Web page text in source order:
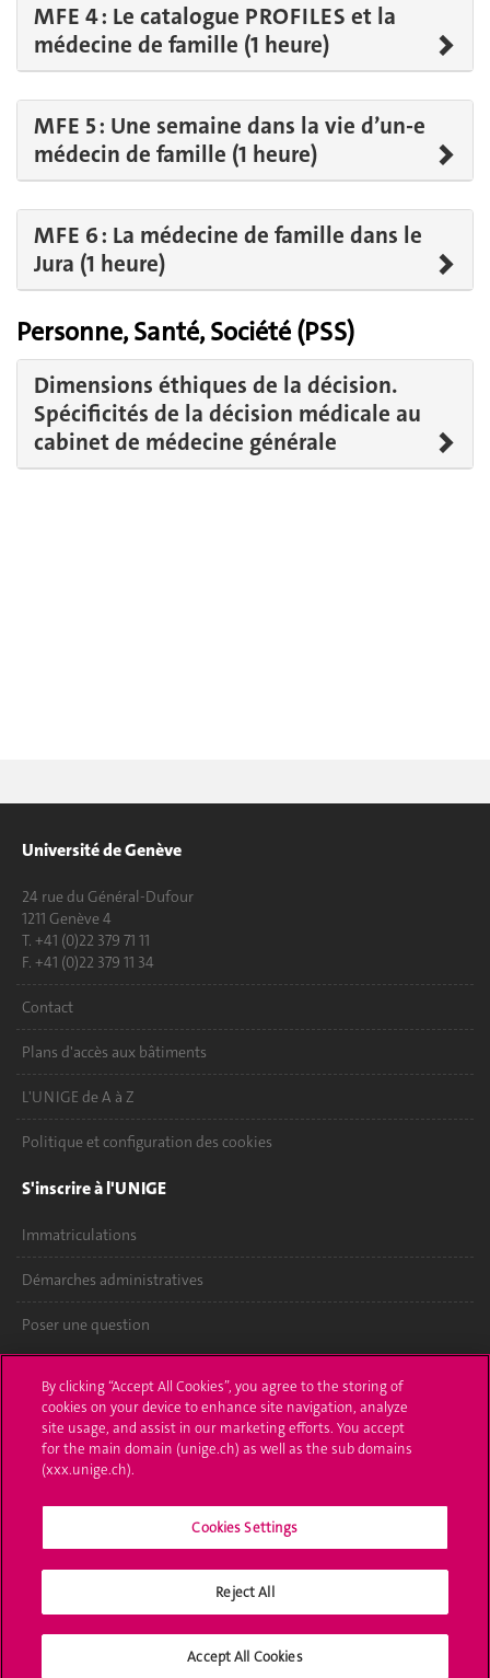
MFE 4 : Le catalogue PROFILES et la
médecine de famille (1 heure)
MFE 5 : Une semaine dans la vie d’un-e
médecin de famille (1 heure)
MFE 6 : La médecine de famille dans le
Jura (1 heure)
Personne, Santé, Société (PSS)
Dimensions éthiques de la décision.
Spécificités de la décision médicale au
cabinet de médecine générale
Université de Genève
24 rue du Général-Dufour
1211 Genève 4
T. +41 (0)22 379 71 11
F. +41 (0)22 379 11 34
Contact
Plans d'accès aux bâtiments
L'UNIGE de A à Z
Politique et configuration des cookies
S'inscrire à l'UNIGE
Immatriculations
Démarches administratives
Poser une question
UNIGE Mobile
Médias
Offres d'emploi
Bibliothèque
Médias sociaux UNIGE
By clicking “Accept All Cookies”, you agree to the storing of
cookies on your device to enhance site navigation, analyze
site usage, and assist in our marketing efforts. You accept
for the main domain (unige.ch) as well as the sub domains
(xxx.unige.ch).
Cookies Settings
Reject All
Accept All Cookies